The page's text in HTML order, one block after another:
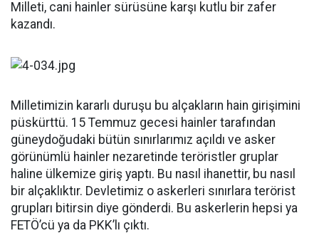
Milleti, cani hainler sürüsüne karşı kutlu bir zafer
kazandı.
Milletimizin kararlı duruşu bu alçakların hain girişimini
püskürttü. 15 Temmuz gecesi hainler tarafından
güneydoğudaki bütün sınırlarımız açıldı ve asker
görünümlü hainler nezaretinde teröristler gruplar
haline ülkemize giriş yaptı. Bu nasıl ihanettir, bu nasıl
bir alçaklıktır. Devletimiz o askerleri sınırlara terörist
grupları bitirsin diye gönderdi. Bu askerlerin hepsi ya
FETÖ’cü ya da PKK’lı çıktı.